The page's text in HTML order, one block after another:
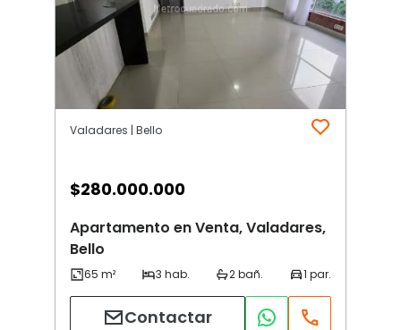
Valadares | Bello
$280.000.000
Apartamento en Venta, Valadares,
Bello
Contactar